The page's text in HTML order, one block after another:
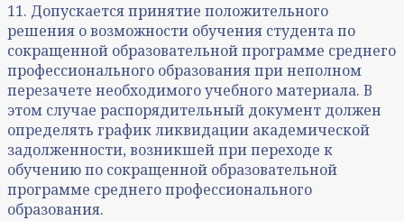
11. Допускается принятие положительного
решения о возможности обучения студента по
сокращенной образовательной программе среднего
профессионального образования при неполном
перезачете необходимого учебного материала. В
этом случае распорядительный документ должен
определять график ликвидации академической
задолженности, возникшей при переходе к
обучению по сокращенной образовательной
программе среднего профессионального
образования.